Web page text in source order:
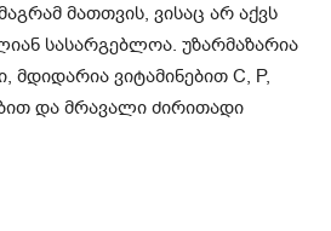
მათთვის, ვისაც არ აქვს
სასარგებლოა. უზარმაზარია
მდიდარია ვიტამინებით C, P,
და მრავალი ძირითადი